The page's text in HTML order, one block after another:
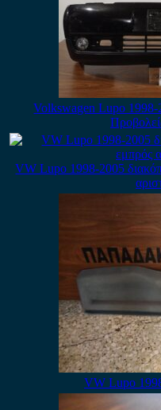
Volkswagen Lupo
VW Lupo 1998-2005
VW Lupo